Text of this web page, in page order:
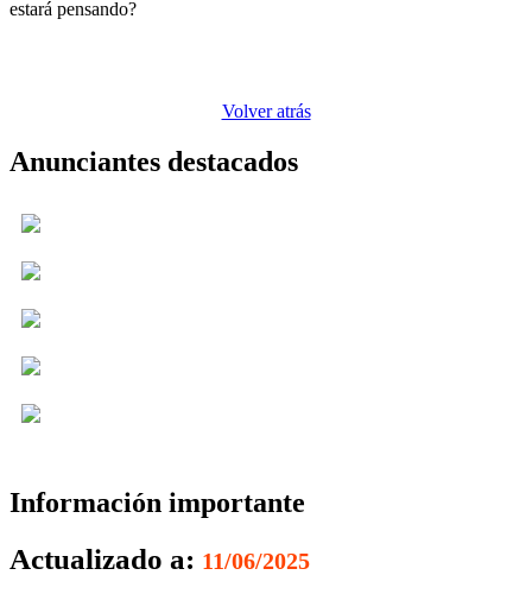
estará pensando?
Volver atrás
Anunciantes destacados
Información importante
Actualizado a: 11/06/2025